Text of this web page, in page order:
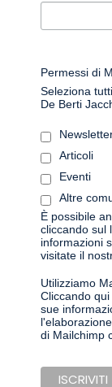
Permessi di
Seleziona
De Berti
Articoli
Eventi
Altre
È possibile
cliccando sul
informazioni
visitate il
Utilizziamo
Cliccando
sue
di Mailchimp